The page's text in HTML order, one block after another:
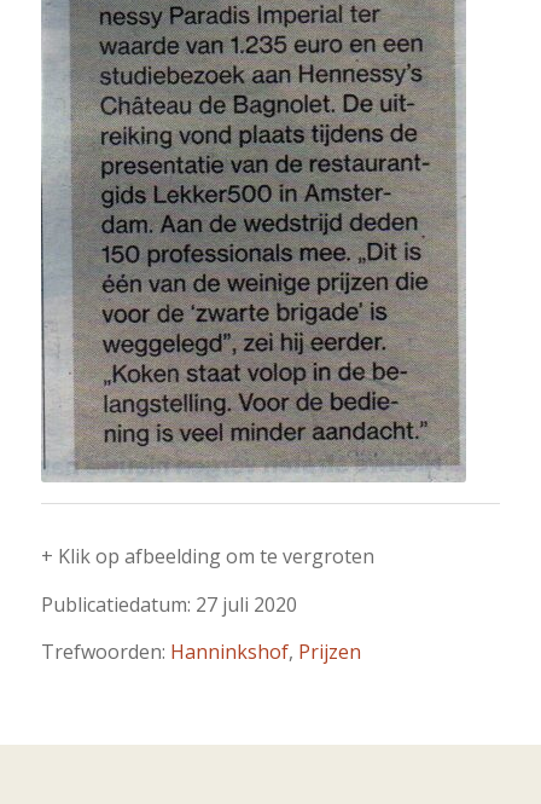
+ Klik op afbeelding om te vergroten
Publicatiedatum: 27 juli 2020
Trefwoorden: Hanninkshof, Prijzen